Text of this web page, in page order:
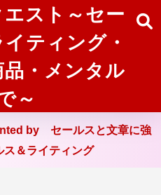
スト～セー
ティング・
・メンタル
～
by セールスと文章に強
ス＆ライティング